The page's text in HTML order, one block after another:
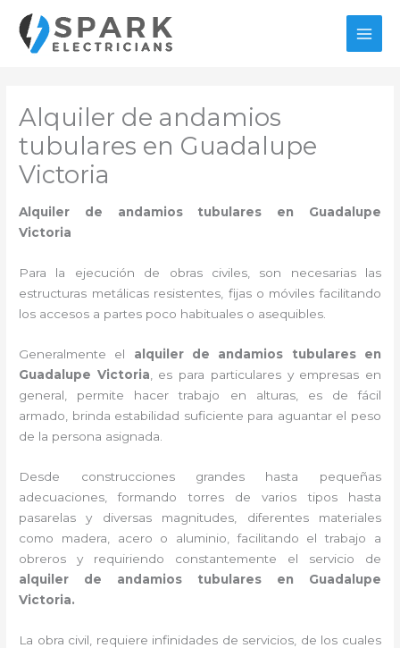
contenido
Alquiler de andamios
tubulares en Guadalupe
Victoria
Alquiler de andamios tubulares en Guadalupe
Victoria
Para la ejecución de obras civiles, son necesarias las
estructuras metálicas resistentes, fijas o móviles facilitando
los accesos a partes poco habituales o asequibles.
Generalmente el alquiler de andamios tubulares en
Guadalupe Victoria , es para particulares y empresas en
general, permite hacer trabajo en alturas, es de fácil
armado, brinda estabilidad suficiente para aguantar el peso
de la persona asignada.
Desde construcciones grandes hasta pequeñas
adecuaciones, formando torres de varios tipos hasta
pasarelas y diversas magnitudes, diferentes materiales
como madera, acero o aluminio, facilitando el trabajo a
obreros y requiriendo constantemente el servicio de
alquiler de andamios tubulares en Guadalupe
Victoria.
La obra civil, requiere infinidades de servicios, de los cuales